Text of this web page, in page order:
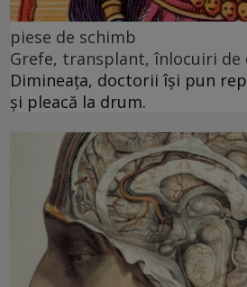
piese de schimb
Grefe, transplant, înlocuiri de
Dimineața, doctorii își pun
și pleacă la drum.